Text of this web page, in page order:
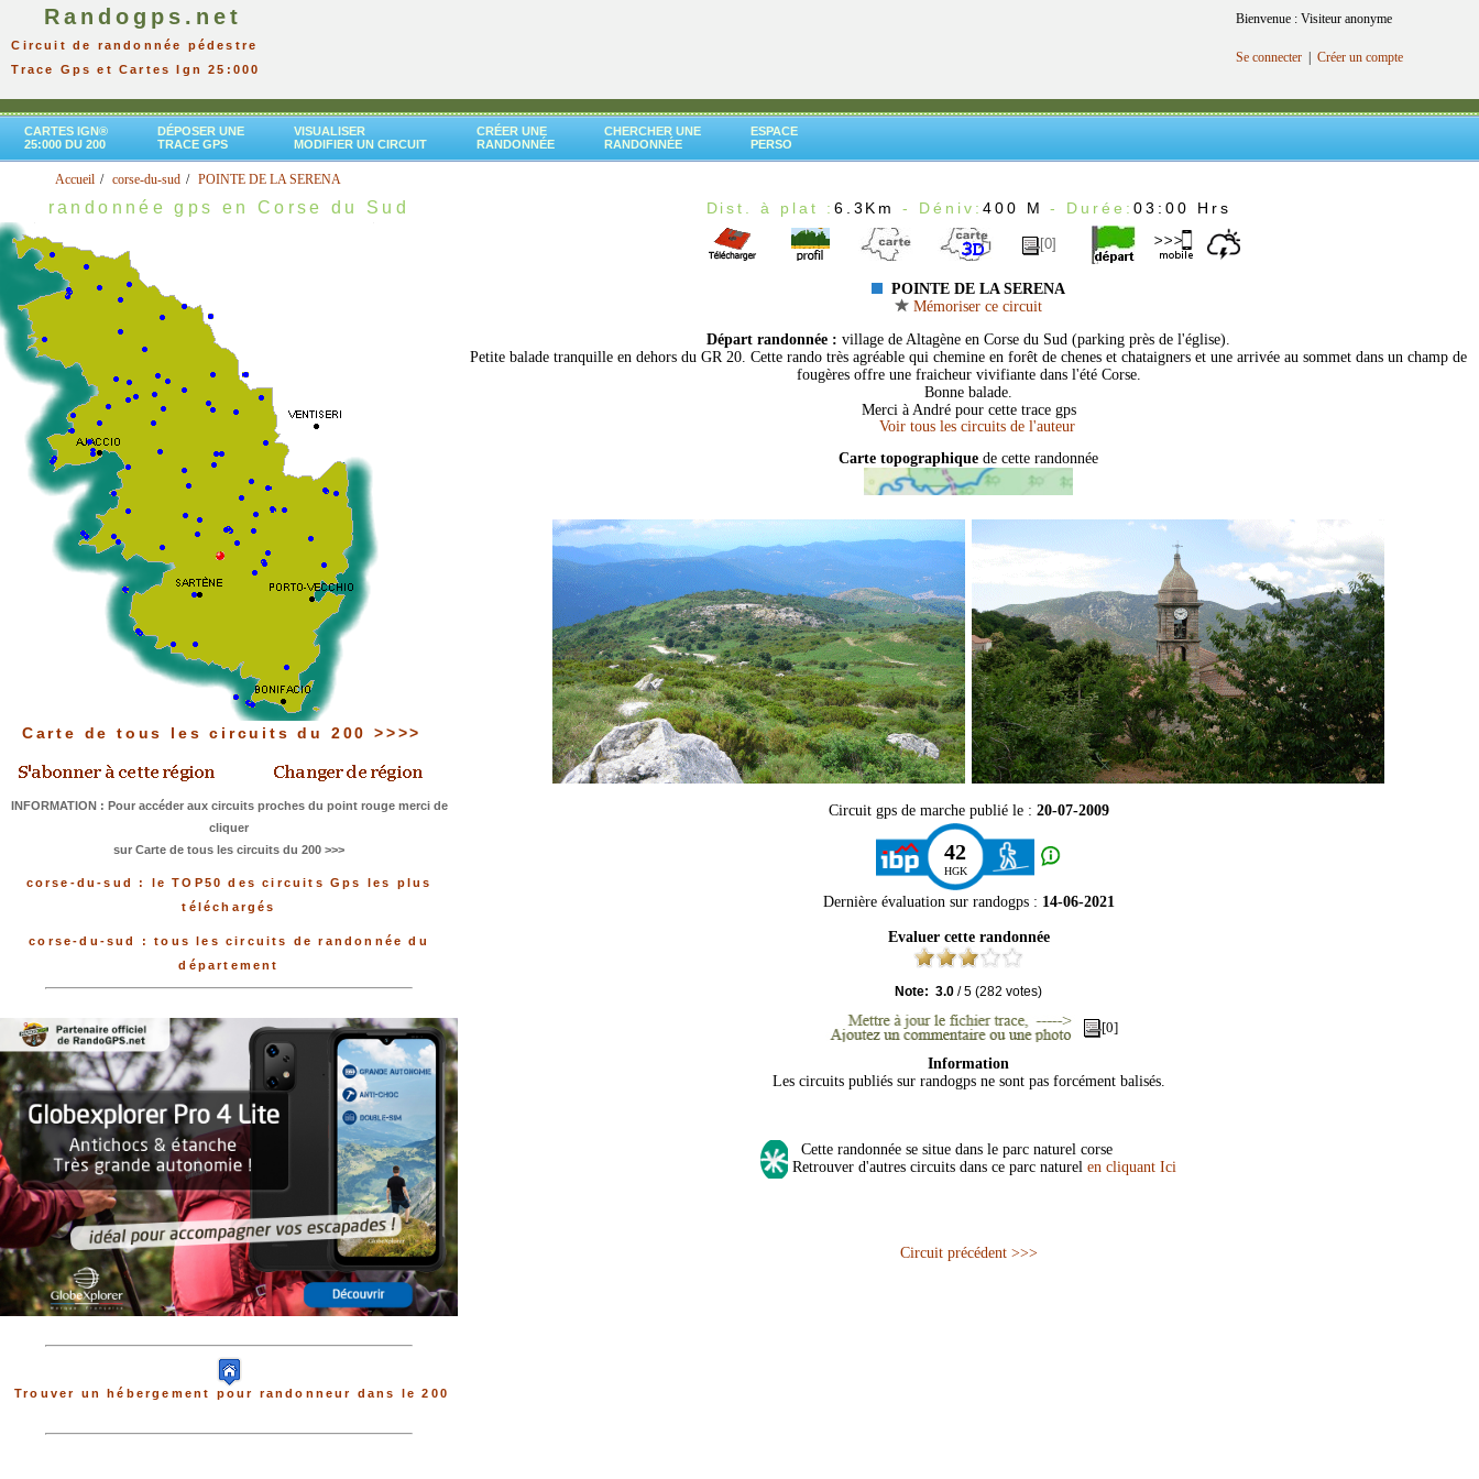
Randogps.net
Circuit de randonnée pédestre
Trace Gps et Cartes Ign 25:000
Bienvenue : Visiteur anonyme
Se connecter Créer un compte
CARTES IGN®
25:000 DU 200
DÉPOSER UNE
TRACE GPS
VISUALISER
MODIFIER UN CIRCUIT
CRÉER UNE
RANDONNÉE
CHERCHER UNE
RANDONNÉE
ESPACE
PERSO
Accueil corse-du-sud POINTE DE LA SERENA
randonnée gps en Corse du Sud
Carte de tous les circuits du 200 >>>>
INFORMATION : Pour accéder aux circuits proches du point rouge merci de
cliquer
sur Carte de tous les circuits du 200 >>>
corse-du-sud : le TOP50 des circuits Gps les plus
téléchargés
corse-du-sud : tous les circuits de randonnée du
département
Trouver un hébergement pour randonneur dans le 200
Dist. à plat : 6.3Km - Déniv: 400 M- Durée:03:00 Hrs
[0]
POINTE DE LA SERENA
Mémoriser ce circuit
Départ randonnée : village de Altagène en Corse du Sud (parking près de l'église).
Petite balade tranquille en dehors du GR 20. Cette rando très agréable qui chemine en forêt de chenes et chataigners et une arrivée au sommet dans un champ de
fougères offre une fraicheur vivifiante dans l'été Corse.
Bonne balade.
Merci à André pour cette trace gps
Carte topographique de cette randonnée
Circuit gps de marche publié le : 20-07-2009
42
HGK
Dernière évaluation sur randogps : 14-06-2021
Evaluer cette randonnée
Note: 3.0 /5 (282 votes)
[0]
Information
Les circuits publiés sur randogps ne sont pas forcément balisés.
Cette randonnée se situe dans le parc naturel corse
Retrouver d'autres circuits dans ce parc naturel en cliquant Ici
Circuit précédent >>>